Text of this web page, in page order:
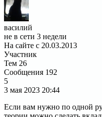
василий
не в сети 3 недели
На сайте с 20.03.2013
Участник
Тем 26
Сообщения 192
5
3 мая 2023 20:44
Если вам нужно по одной